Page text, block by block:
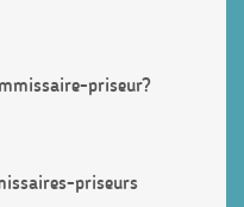
priseur?
priseurs